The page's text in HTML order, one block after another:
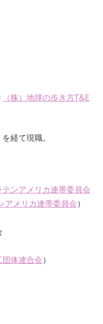
（株）地球の歩き方T&E
経て現職。
ンアメリカ連帯委員会
アメリカ連帯委員会）
体連合会）